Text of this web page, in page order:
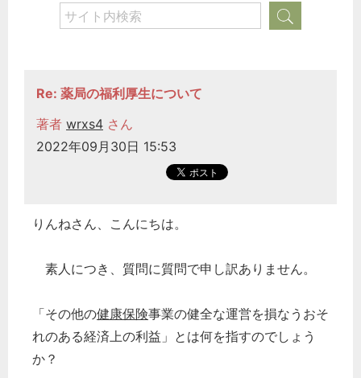
Re: 薬局の福利厚生について
著者 wrxs4 さん
2022年09月30日 15:53
りんねさん、こんにちは。
素人につき、質問に質問で申し訳ありません。
「その他の健康保険事業の健全な運営を損なうおそ
れのある経済上の利益」とは何を指すのでしょう
か？